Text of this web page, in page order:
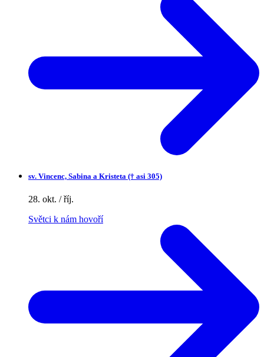
sv. Vincenc, Sabina a Kristeta († asi 305)
28. okt. / říj.
Světci k nám hovoří